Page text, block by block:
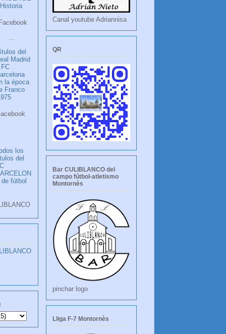
del
Madrid
la época
Franco
los
del
de fútbol
Canal youtube Adriannisa
QR
Bar CULIBLANCO del
campo fútbol-atletismo
Montornès
pinchar logo
Lliga F-7 Montornès